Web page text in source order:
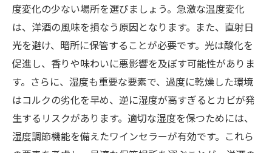
度変化の少ない場所を選びましょう。急激な温度変化
は、洋酒の風味を損なう原因となります。また、直射日
光を避け、暗所に保管することが必要です。光は酸化を
促進し、香りや味わいに悪影響を及ぼす可能性がありま
す。さらに、湿度も重要な要素で、過度に乾燥した環境
はコルクの劣化を早め、逆に湿度が高すぎるとカビが発
生するリスクがあります。適切な湿度を保つためには、
湿度調節機能を備えたワインセラーが有効です。これら